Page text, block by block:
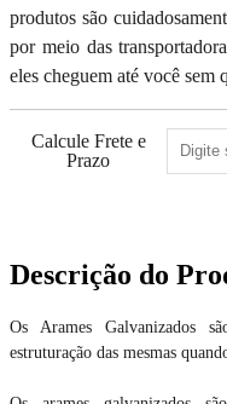
produtos são
por meio das
eles cheguem até você sem
Calcule Frete e
Prazo
Descrição do
Os Arames Galvanizados
estruturação das mesmas